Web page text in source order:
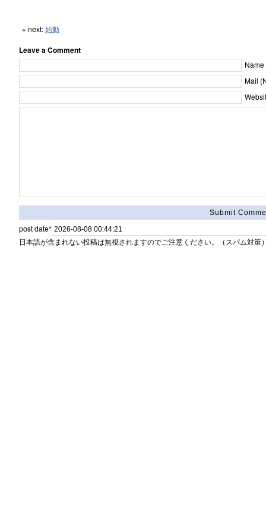
« next:始動
Leave a Comment
Mail
post date*
日本語が含まれない投稿は無視されますのでご注意ください。（スパム対策